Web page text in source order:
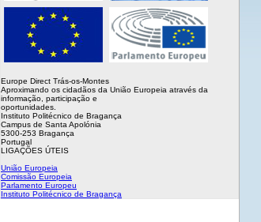
Europe Direct Trás-os-Montes
Aproximando os cidadãos da União Europeia através da
informação, participação e
oportunidades.
Instituto Politécnico de Bragança
Campus de Santa Apolónia
5300-253 Bragança
Portugal
LIGAÇÕES ÚTEIS
União Europeia
Comissão Europeia
Parlamento Europeu
Instituto Politécnico de Bragança